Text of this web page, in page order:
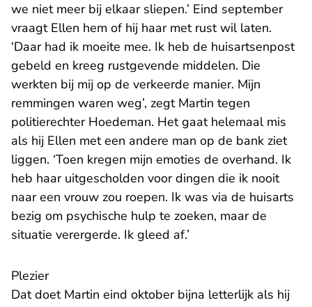
we niet meer bij elkaar sliepen.’ Eind september
vraagt Ellen hem of hij haar met rust wil laten.
‘Daar had ik moeite mee. Ik heb de huisartsenpost
gebeld en kreeg rustgevende middelen. Die
werkten bij mij op de verkeerde manier. Mijn
remmingen waren weg’, zegt Martin tegen
politierechter Hoedeman. Het gaat helemaal mis
als hij Ellen met een andere man op de bank ziet
liggen. ‘Toen kregen mijn emoties de overhand. Ik
heb haar uitgescholden voor dingen die ik nooit
naar een vrouw zou roepen. Ik was via de huisarts
bezig om psychische hulp te zoeken, maar de
situatie verergerde. Ik gleed af.’
Plezier
Dat doet Martin eind oktober bijna letterlijk als hij